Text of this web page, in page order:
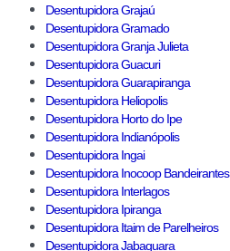
Desentupidora Grajaú
Desentupidora Gramado
Desentupidora Granja Julieta
Desentupidora Guacuri
Desentupidora Guarapiranga
Desentupidora Heliopolis
Desentupidora Horto do Ipe
Desentupidora Indianópolis
Desentupidora Ingai
Desentupidora Inocoop Bandeirantes
Desentupidora Interlagos
Desentupidora Ipiranga
Desentupidora Itaim de Parelheiros
Desentupidora Jabaquara